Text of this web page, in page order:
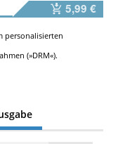
5,99 €
personalisierten
(»DRM«).